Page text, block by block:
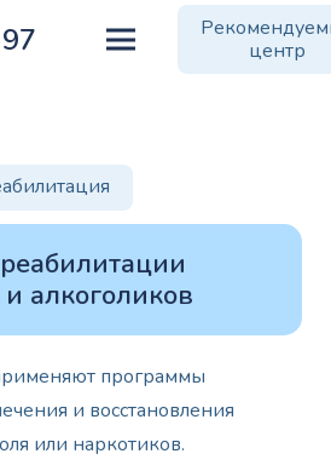
центр
алкоголиков
программы
и восстановления
или наркотиков.